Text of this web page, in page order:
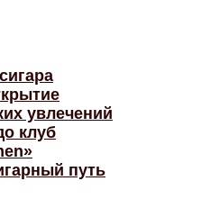
увлечений
клуб
путь